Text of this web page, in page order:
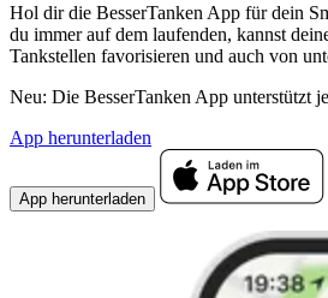
Hol dir die BesserTanken App für dein
du immer auf dem laufenden, kannst
Tankstellen favorisieren und auch von
Neu: Die BesserTanken App unterstützt
App herunterladen
App herunterladen